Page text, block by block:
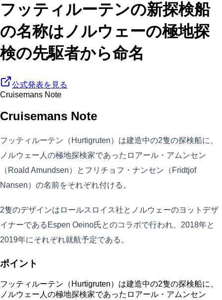
フッティルーテンの新探検船
の名称はノルウェーの極地探
検の先駆者から命名
公式発表を見る
Cruisemans Note
Cruisemans Note
フッティルーテン（Hurtigruten）は建造中の2隻の探検船に、
ノルウェー人の極地探検家であったロアール・アムンセン
（Roald Amundsen）とフリチョフ・ナンセン（Fridtjof
Nansen）の名前をそれぞれ付ける。
2隻のデザインはロールスロイス社とノルウェーのヨットデザ
イナーであるEspen Oeino氏とのコラボで行われ、2018年と
2019年にそれぞれ就航予定である。
ポイント
フッティルーテン（Hurtigruten）は建造中の2隻の探検船に、
ノルウェー人の極地探検家であったロアール・アムンセン